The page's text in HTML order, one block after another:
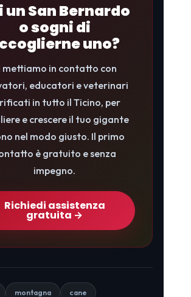
un San Bernardo
o sogni di
uno?
mettiamo in contatto con
educatori e veterinari
in tutto il Ticino, per
e crescere il tuo gigante
nel modo giusto. Il primo
è gratuito e senza
impegno.
Richiedi assistenza
gratuita →
montagna cane